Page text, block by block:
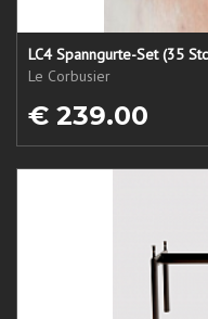
LC4 Spanngurte-Set (35
Le Corbusier
€ 239.00